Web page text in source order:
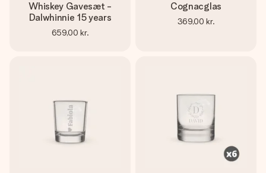
Whiskey Gavesæt -
Dalwhinnie 15 years
659,00 kr.
Cognacglas
369,00 kr.